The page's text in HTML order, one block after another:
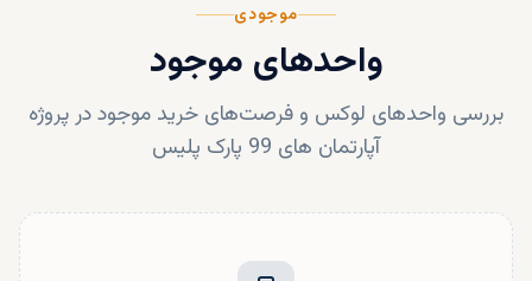
موجودی
واحدهای موجود
بررسی واحدهای لوکس و فرصت‌های خرید موجود در پروژه
آپارتمان های 99 پارک پلیس